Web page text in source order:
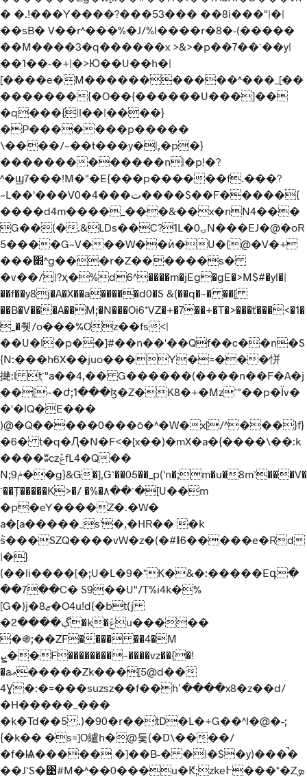
� �.!���Y�� ��?���53��� ��8i���"|�|
��sB� V��r^���%�J/%l ����r�8�-(�����
��M����3�q������x >&>�p��7��`��y|
��1��-�+|�>Ю��U��h�|
[����e�M�����������^���_[��
�������{�O��{������U���]��
�q���{|l��|����}
�P�������p�����
\����/~��t���y�|,�p�}
�������������n|�p!�?
^�ϣ7���!M�"�E{���p������f.���?
~L��'���V0�4���ت����$��F�����{
����d4m����_���&��x�nN4���
G��(�.&LDs��C?1L�ۍ0N���EJ�@�oR
5����G~V���W��ѝ�U�(@�V�+
���׍^g���r�Z������s�
�v��/̙|?ҳ�%d6^����m�jEg�gE�>M$#�yl�|
��f��y8j�A�X��a�����d0�S &(��q�~� ��[
��B�V���A��M;�N���Oi6*VZ�+�7��+�T�>���ť���<�1�
_�췟/o���%Oz��fs<|
��U�l�p��]#��n��'��Qf��c��n�S
{N:���h6X��juo���Y�=���恲
撧:l ܴt`"a��4,�� G������(����n��F�A�j
��[~�ժ;1���ɮ�Z�K8�+�Mz`"��p�Їv�
�'�lQ�E���
)@�Q�����0���ö�^�W�x[/^���}f}
�6� t�q�Ԯ�N�F<�[x��)�mX�a�{����\��:k
����ʬczݞfL4�Q��
N;ݥ9��g}&G�],G`��05��_p('n�;m�u�8m`���V�
`��Ț�����K>�/ �%�٨��`�[U��m
�p�eY����Z�.�W�
a�[a�����_s'�,�HR�� �k
ٞs���SZQ����vW�z�(�#ǁ6�����e�Rd
|�}
(��li����[�;U�L�9�*K�&�:�����Eգ�
��7��C� S9��U"/T%i4k�%
[G�)j�8ޒ�O4u!d{�bt(j
�ڲ����2�k�ݞu�����
�֍;��ZF���� ��4�M
ܨ�ָ�F��������~����vz��{�!
�aޢ�����Zk���[5@d��
4Ɣ�:�=���suzsz��f��hՙ����x8�z��d/
�H�����_���
�k�Td��5 .)�90�r��tD�L�+G��^l�@�-;
{�k�� �s=]O纑h�@둧(�D\����/
�f�Ѩ����� �]��B-� �|�$�y)���̚�
��J`S�͹#M�^��0���u�Ԟ;zke߅���*�Z֚ܤ